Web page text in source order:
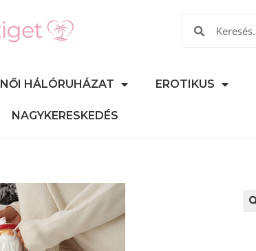
NŐI HÁLÓRUHÁZAT EROTIKUS
NAGYKERESKEDÉS